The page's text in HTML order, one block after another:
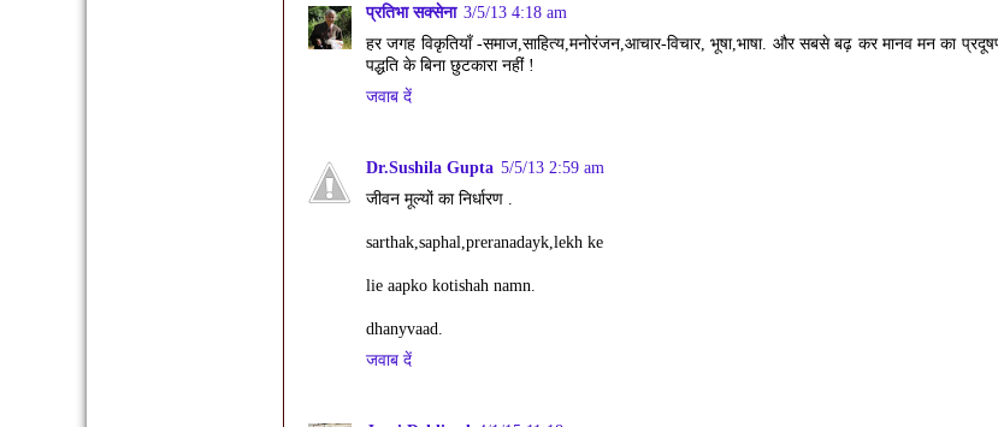
प्रतिभा सक्सेना 3/5/13 4:18 am
हर जगह विकृतियाँ -समाज,साहित्य,मनोरंजन,आचार-विचार, भूषा,भाषा. और सबसे बढ़ कर मानव मन का
पद्धति के बिना छुटकारा नहीं !
जवाब दें
Dr.Sushila Gupta 5/5/13 2:59 am
जीवन मूल्यों का निर्धारण .
sarthak,saphal,preranadayk,lekh ke
lie aapko kotishah namn.
dhanyvaad.
जवाब दें